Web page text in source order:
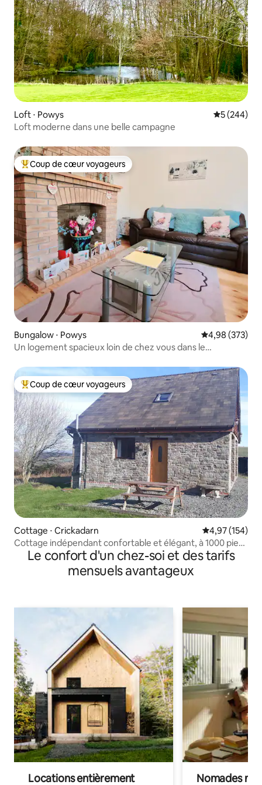
Loft ⋅ Powys Évaluation
5 (244)
Loft moderne dans une belle campagne
Coups de cœur voyageurs les plus appréciés
Coup de cœur voyageurs
Bungalow ⋅ Powys Évaluation
4,98 (373)
Un logement spacieux loin de chez vous dans le
Coups de cœur voyageurs les plus appréciés
Coup de cœur voyageurs
Cottage ⋅ Crickadarn Évaluation
4,97 (154)
Cottage indépendant confortable et élégant, à 1000 pieds
d'altitude
Le confort d'un chez-soi et des tarifs
mensuels avantageux
Locations entièrement Nomades